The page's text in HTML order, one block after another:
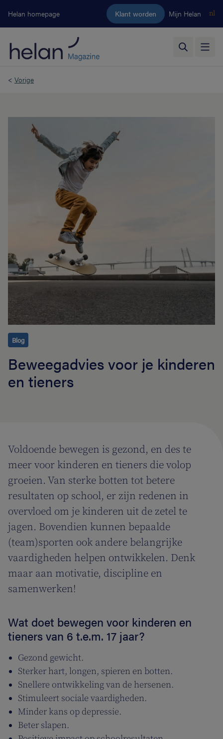
Ga naar de hoofdinhoud
Helan homepage Klant worden Mijn Helan nl
< Vorige
Blog
Beweegadvies voor je kinderen
en tieners
Voldoende bewegen is gezond, en des te
meer voor kinderen en tieners die volop
groeien. Van sterke botten tot betere
resultaten op school, er zijn redenen in
overvloed om je kinderen uit de zetel te
jagen. Bovendien kunnen bepaalde
(team)sporten ook andere belangrijke
vaardigheden helpen ontwikkelen. Denk
maar aan motivatie, discipline en
samenwerken!
Wat doet bewegen voor kinderen en
tieners van 6 t.e.m. 17 jaar?
Gezond gewicht.
Sterker hart, longen, spieren en botten.
Snellere ontwikkeling van de hersenen.
Stimuleert sociale vaardigheden.
Minder kans op depressie.
Beter slapen.